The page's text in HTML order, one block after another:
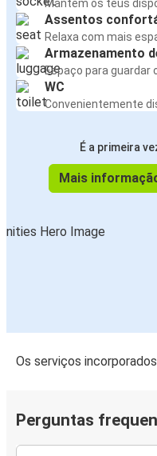
Mantém os teus
Assentos
Relaxa com mais
Armazenamento
Espaço para guardar
WC
Convenientemente
É a primeira
Mais
Os serviços
Perguntas